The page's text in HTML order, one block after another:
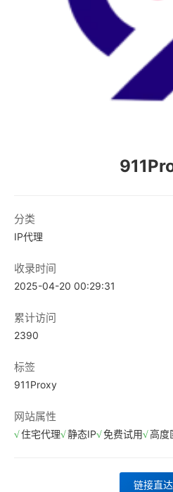
分类
IP代理
收录时间
2025-04-20 00:29:31
累计访问
2390
标签
911Proxy
网站属性
住宅代理 静态IP 免费试用 高度
链接直达